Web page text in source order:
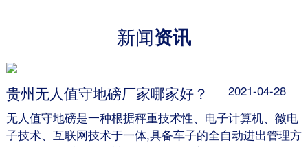
新闻资讯
贵州无人值守地磅厂家哪家好？
2021-04-28
无人值守地磅是一种根据秤重技术性、电子计算机、微电
子技术、互联网技术于一体,具备车子的全自动进出管理方